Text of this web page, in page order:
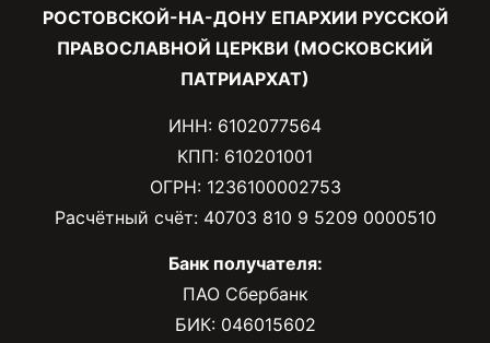
РОСТОВСКОЙ-НА-ДОНУ ЕПАРХИИ РУССКОЙ
ПРАВОСЛАВНОЙ ЦЕРКВИ (МОСКОВСКИЙ
ПАТРИАРХАТ)
ИНН: 6102077564
КПП: 610201001
ОГРН: 1236100002753
Расчётный счёт: 40703 810 9 5209 0000510
Банк получателя:
ПАО Сбербанк
БИК: 046015602